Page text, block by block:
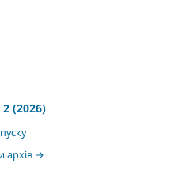
(2026)
архів →